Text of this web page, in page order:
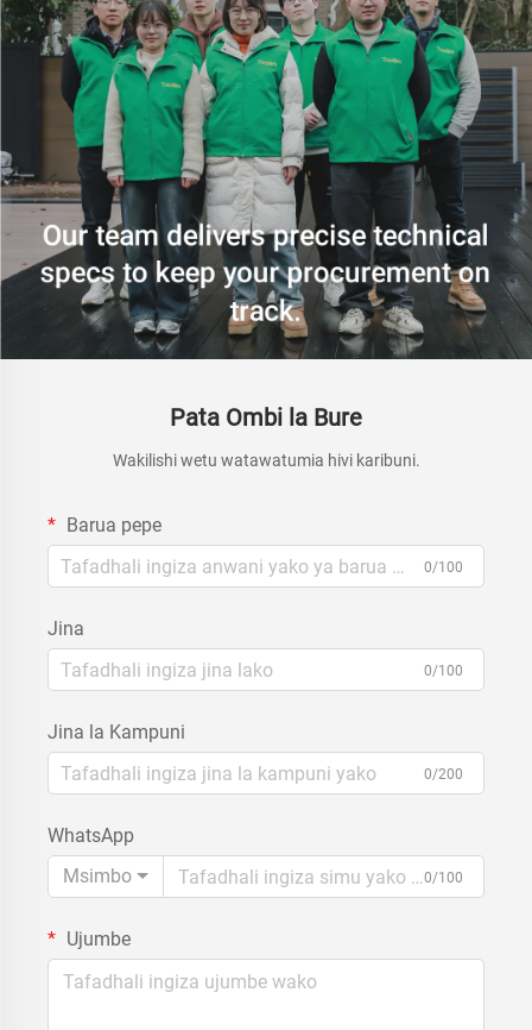
Pata Ombi la Bure
Wakilishi wetu watawatumia hivi karibuni.
Barua pepe
0/100
Jina
0/100
Jina la Kampuni
0/200
WhatsApp
Msimbo
0/100
Ujumbe